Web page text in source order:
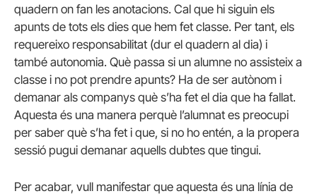
quadern on fan les anotacions. Cal que hi siguin els
apunts de tots els dies que hem fet classe. Per tant, els
requereixo responsabilitat (dur el quadern al dia) i
també autonomia. Què passa si un alumne no assisteix a
classe i no pot prendre apunts? Ha de ser autònom i
demanar als companys què s’ha fet el dia que ha fallat.
Aquesta és una manera perquè l’alumnat es preocupi
per saber què s’ha fet i que, si no ho entén, a la propera
sessió pugui demanar aquells dubtes que tingui.
Per acabar, vull manifestar que aquesta és una línia de